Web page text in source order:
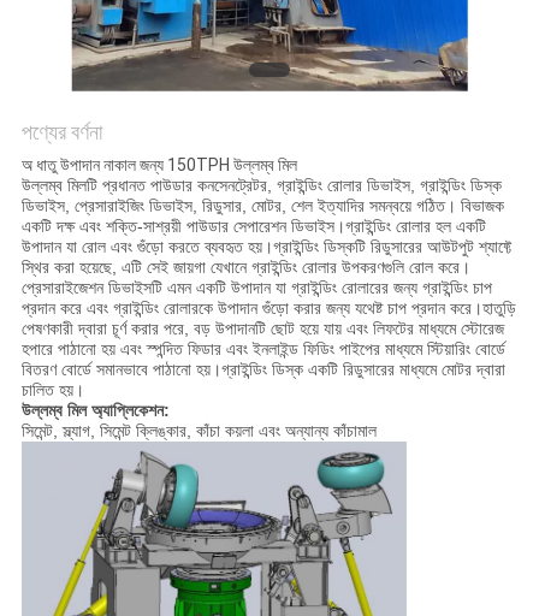
পণ্যের বর্ণনা
অ ধাতু উপাদান নাকাল জন্য 150TPH উল্লম্ব মিল
উল্লম্ব মিলটি প্রধানত পাউডার কনসেনট্রেটর, গ্রাইন্ডিং রোলার ডিভাইস, গ্রাইন্ডিং ডিস্ক
ডিভাইস, প্রেসারাইজিং ডিভাইস, রিডুসার, মোটর, শেল ইত্যাদির সমন্বয়ে গঠিত। বিভাজক
একটি দক্ষ এবং শক্তি-সাশ্রয়ী পাউডার সেপারেশন ডিভাইস।গ্রাইন্ডিং রোলার হল একটি
উপাদান যা রোল এবং গুঁড়ো করতে ব্যবহৃত হয়।গ্রাইন্ডিং ডিস্কটি রিডুসারের আউটপুট শ্যাফ্টে
স্থির করা হয়েছে, এটি সেই জায়গা যেখানে গ্রাইন্ডিং রোলার উপকরণগুলি রোল করে।
প্রেসারাইজেশন ডিভাইসটি এমন একটি উপাদান যা গ্রাইন্ডিং রোলারের জন্য গ্রাইন্ডিং চাপ
প্রদান করে এবং গ্রাইন্ডিং রোলারকে উপাদান গুঁড়ো করার জন্য যথেষ্ট চাপ প্রদান করে।হাতুড়ি
পেষণকারী দ্বারা চূর্ণ করার পরে, বড় উপাদানটি ছোট হয়ে যায় এবং লিফটের মাধ্যমে স্টোরেজ
হপারে পাঠানো হয় এবং স্পন্দিত ফিডার এবং ইনলাইন্ড ফিডিং পাইপের মাধ্যমে স্টিয়ারিং বোর্ডে
বিতরণ বোর্ডে সমানভাবে পাঠানো হয়।গ্রাইন্ডিং ডিস্ক একটি রিডুসারের মাধ্যমে মোটর দ্বারা
চালিত হয়।
উল্লম্ব মিল অ্যাপ্লিকেশন:
সিমেন্ট, স্ল্যাগ, সিমেন্ট ক্লিঙ্কার, কাঁচা কয়লা এবং অন্যান্য কাঁচামাল